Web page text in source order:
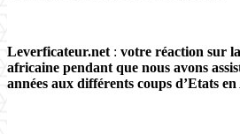
Leverficateur.net : votre réaction sur
africaine pendant que nous avons
années aux différents coups d’Etats